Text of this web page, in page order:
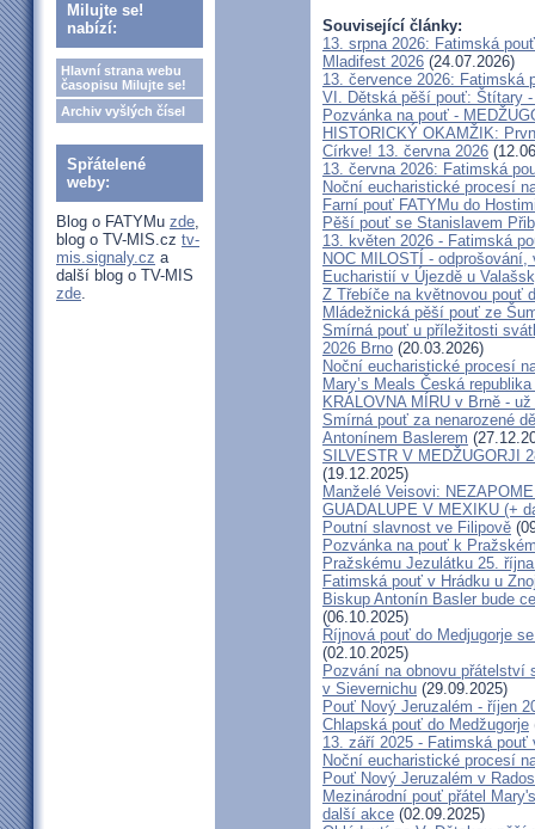
Milujte se!
nabízí:
Hlavní strana webu
časopisu Milujte se!
Archiv vyšlých čísel
Spřátelené
weby:
Blog o FATYMu zde,
blog o TV-MIS.cz tv-
mis.signaly.cz a
další blog o TV-MIS
zde.
Související články:
13. srpna 2026: Fatimská
Mladifest 2026 (24.07.2026)
13. července 2026: Fatimská
VI. Dětská pěší pouť: Štítary
Pozvánka na pouť -
HISTORICKÝ OKAMŽIK:
Církve! 13. června 2026
13. června 2026: Fatimská
Noční eucharistické procesí
Farní pouť FATYMu do
Pěší pouť se Stanislavem
13. květen 2026 - Fatimská
NOC MILOSTÍ -
Eucharistií v Újezdě u
Z Třebíče na květnovou pouť
Mládežnická pěší pouť ze
Smírná pouť u příležitosti
2026 Brno (20.03.2026)
Noční eucharistické procesí
Mary’s Meals Česká
KRÁLOVNA MÍRU v Brně -
Smírná pouť za nenarozené
Antonínem Baslerem
SILVESTR V MEDŽUGORJI
(19.12.2025)
Manželé Veisovi:
GUADALUPE V MEXIKU (+
Poutní slavnost ve Filipově
Pozvánka na pouť k
Pražskému Jezulátku 25.
Fatimská pouť v Hrádku u
Biskup Antonín Basler bude
(06.10.2025)
Říjnová pouť do Medjugorje
(02.10.2025)
Pozvání na obnovu přátelství
v Sievernichu (29.09.2025)
Pouť Nový Jeruzalém - říjen
Chlapská pouť do Medžugorje
13. září 2025 - Fatimská pouť
Noční eucharistické procesí
Pouť Nový Jeruzalém v
Mezinárodní pouť přátel
další akce (02.09.2025)